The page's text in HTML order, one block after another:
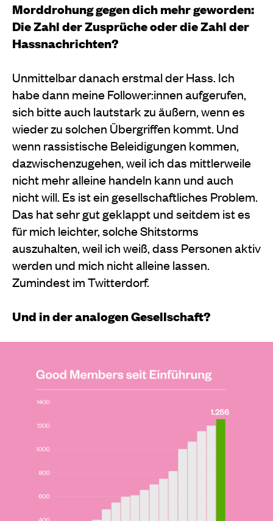
Morddrohung gegen dich mehr geworden:
Die Zahl der Zusprüche oder die Zahl der
Hassnachrichten?
Unmittelbar danach erstmal der Hass. Ich
habe dann meine Follower:innen aufgerufen,
sich bitte auch lautstark zu äußern, wenn es
wieder zu solchen Übergriffen kommt. Und
wenn rassistische Beleidigungen kommen,
dazwischenzugehen, weil ich das mittlerweile
nicht mehr alleine handeln kann und auch
nicht will. Es ist ein gesellschaftliches Problem.
Das hat sehr gut geklappt und seitdem ist es
für mich leichter, solche Shitstorms
auszuhalten, weil ich weiß, dass Personen aktiv
werden und mich nicht alleine lassen.
Zumindest im Twitterdorf.
Und in der analogen Gesellschaft?